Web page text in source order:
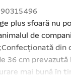
plus sfoară nu
de
din
36 cm prevazută
mai bună în